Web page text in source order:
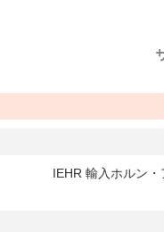
IEHR 輸入ホルン